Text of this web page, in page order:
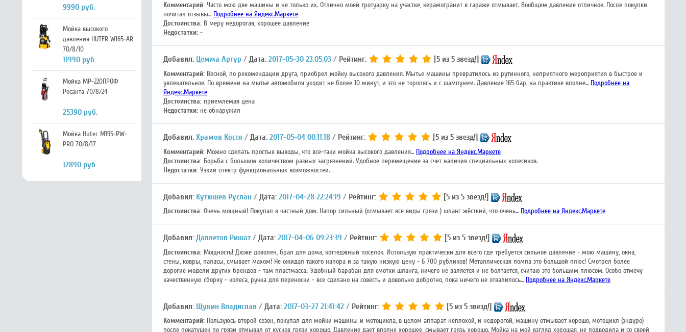
Комментарий: Часто мою две машины и не только их. Отлично моей тротуарку на участке, керамогранит в гараже отмывает. Вообщем давление отличное. После покупки
почитал отзывы... Подробнее на Яндекс.Маркете
Достоинства: В меру недорогая, хорошее давление
Недостатки: -
Добавил: Цемма Артур Дата:2017-05-30 23:05:03 Рейтинг: [5 из 5 звезд!]
Комментарий: Весной, по рекомендации друга, приобрел мойку высокого давления. Мытье машины превратилось из рутинного, неприятного мероприятия в быстрое и
увлекательное. По времени на мытье автомобиля уходит не более 10 минут, и это не торопясь и с шампунем. Давление 165 бар, на практике вполне... Подробнее на
Яндекс.Маркете
Достоинства: приемлемая цена
Недостатки: не обнаружил
Добавил:Храмов Костя Дата:2017-05-04 00:11:18 Рейтинг: [5 из 5 звезд!]
Комментарий: Можно сделать простые выводы, что все-таки мойка высокого давления... Подробнее на Яндекс.Маркете
Достоинства: Борьба с большим количеством разных загрязнений. Удобное перемещение за счет наличия специальных колесиков.
Недостатки: Узкий спектр функциональных возможностей.
Добавил: Кутюшев Руслан Дата:2017-04-28 22:24:19 Рейтинг: [5 из 5 звезд!]
Достоинства: Очень мощный! Покупал в частный дом. Напор сильный (отмывает все виды грязи ) шланг жёсткий, что очень... Подробнее на Яндекс.Маркете
Добавил:Давлетов Ришат Дата:2017-04-06 09:23:39 Рейтинг: [5 из 5 звезд!]
Достоинства: Мощность! Дюже доволен, брал для дома, коттеджный поселок. Использую практически для всего где требуется сильное давление - мою машину, окна,
стены, ковры, паласы, смывает махом! Не ожидал такого напора и за такую низкую цену - 6 700 рубликов! Металлическая помпа это большой плюс! Смотрел более
дорогие модели других брендов - там пластмасса.. Удобный барабан для смотки шланга, ничего не валяется и не болтается, считаю это большим плюсом. Особо отмечу
качественную сборку - колеса, ручка для переноски - все сделано на совесть и довольно добротно, пока ничего не отвалилось... Подробнее на Яндекс.Маркете
Добавил: Щукин Владислав Дата:2017-03-27 21:41:42 Рейтинг: [5 из 5 звезд!]
Комментарий: Пользуюсь второй сезон, покупал для мойки машины и мотоцикла, в целом аппарат неплохой, и недорогой, машину отмывает хорошо, мотоцикл (эндуро)
после покатушек по грязи отмывал от кусков грязи хорошо. Давление дает вполне хорошее, смывает грязь хорошо. Мойка на мой взгляд хорошая, не подводила и со своей
9990 руб.
Мойка высокого
давления HUTER W165-AR
70/8/10
11990 руб.
Мойка МР-220ПРОФ
Ресанта 70/8/24
25390 руб.
Мойка Huter M195-PW-
PRO 70/8/17
12890 руб.